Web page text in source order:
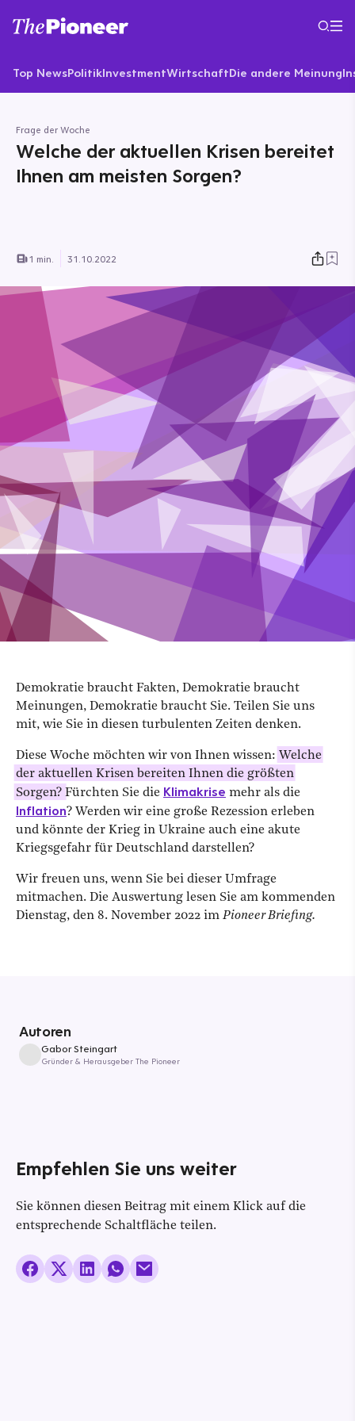
Top NewsPolitikInvestmentWirtschaftDie andere Meinung
Frage der Woche
Welche der aktuellen Krisen bereitet
Ihnen am meisten Sorgen?
1 min. 31.10.2022
Demokratie braucht Fakten, Demokratie braucht
Meinungen, Demokratie braucht Sie. Teilen Sie uns
mit, wie Sie in diesen turbulenten Zeiten denken.
Diese Woche möchten wir von Ihnen wissen: Welche
der aktuellen Krisen bereiten Ihnen die größten
Sorgen? Fürchten Sie die Klimakrise mehr als die
Inflation? Werden wir eine große Rezession erleben
und könnte der Krieg in Ukraine auch eine akute
Kriegsgefahr für Deutschland darstellen?
Wir freuen uns, wenn Sie bei dieser Umfrage
mitmachen. Die Auswertung lesen Sie am kommenden
Dienstag, den 8. November 2022 im Pioneer Briefing.
Autoren
Gabor Steingart
Gründer & Herausgeber The Pioneer
Empfehlen Sie uns weiter
Sie können diesen Beitrag mit einem Klick auf die
entsprechende Schaltfläche teilen.